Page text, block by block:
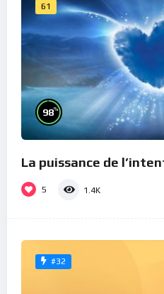
61
98%
La puissance de
5 1.4K
#32